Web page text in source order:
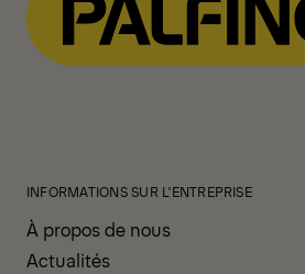
INFORMATIONS SUR L'ENTREPRISE
À propos de nous
Actualités